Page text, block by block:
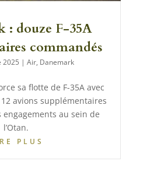
: douze F-35A
commandés
2025 |Air, Danemark
sa flotte de F-35A avec
avions supplémentaires
au sein de
l’Otan.
PLUS